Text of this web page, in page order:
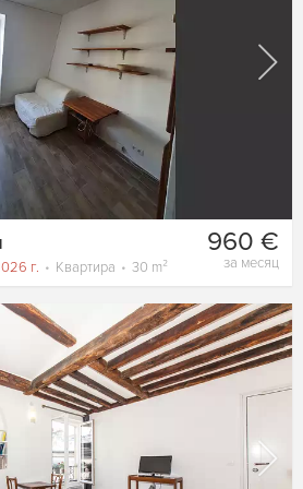
960 €
за месяц
г. Квартира 30 m²